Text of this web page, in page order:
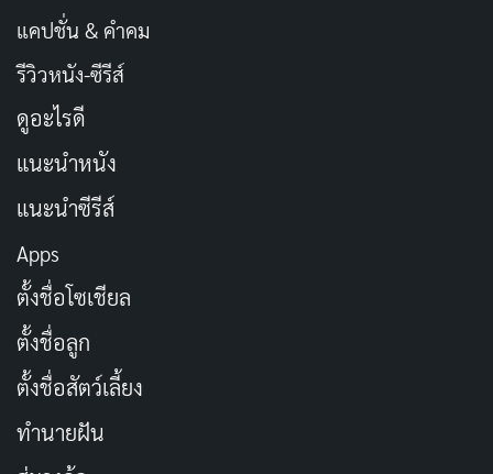
แคปชั่น & คำคม
รีวิวหนัง-ซีรีส์
ดูอะไรดี
แนะนำหนัง
แนะนำซีรีส์
Apps
ตั้งชื่อโซเชียล
ตั้งชื่อลูก
ตั้งชื่อสัตว์เลี้ยง
ทำนายฝัน